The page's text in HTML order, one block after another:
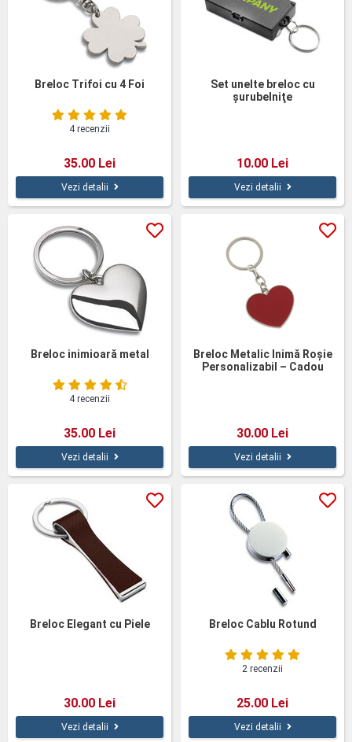
Breloc Trifoi cu 4 Foi
4 recenzii
35.00 Lei
Vezi detalii
Set unelte breloc cu
şurubelniţe
10.00 Lei
Vezi detalii
Breloc inimioară metal
4 recenzii
35.00 Lei
Vezi detalii
Breloc Metalic Inimă Roșie
Personalizabil – Cadou
30.00 Lei
Vezi detalii
Breloc Elegant cu Piele
30.00 Lei
Vezi detalii
Breloc Cablu Rotund
2 recenzii
25.00 Lei
Vezi detalii